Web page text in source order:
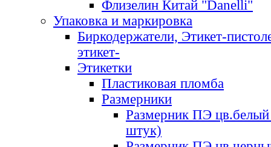
Флизелин Китай "Danelli"
Упаковка и маркировка
Биркодержатели, Этикет-
этикет-
Этикетки
Пластиковая пломба
Размерники
Размерник ПЭ цв.белый
штук)